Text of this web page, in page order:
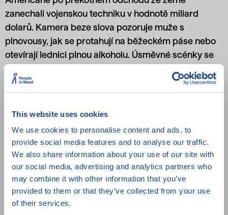
This website uses cookies
We use cookies to personalise content and ads, to
provide social media features and to analyse our traffic.
We also share information about your use of our site with
our social media, advertising and analytics partners who
may combine it with other information that you’ve
provided to them or that they’ve collected from your use
of their services.
zanechali vojenskou techniku v hodnotě miliard
dolarů. Kamera beze slova pozoruje muže s
plnovousy, jak se protahují na běžeckém páse nebo
otevírají lednici plnou alkoholu. Úsměvné scénky se
ovšem odehrávají v děsivé situaci – tálibánci
postupně zprovozňují stíhačky a vrtulníky Black
Hawk. Film vědomě balancující na pomezí novinařiny
a propagandy shrnuje velitel v poznámce na konto
mrtvý.“
Režie:Ibrahim Nash'at
Země původu:Německo, Spojené státy
Rok:2023